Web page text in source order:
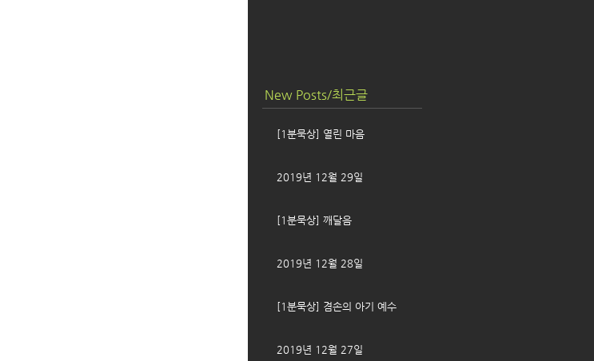
New Posts/최근글
[1분묵상] 열린 마음
2019년 12월 29일
[1분묵상] 깨달음
2019년 12월 28일
[1분묵상] 겸손의 아기 예수
2019년 12월 27일